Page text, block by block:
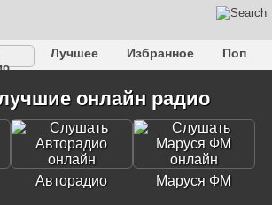
Лучшее Избранное
Поп
Рэп Транс Дип-хаус
Фолк
Классическое
онлайн радио
Авторадио Маруся ФМ